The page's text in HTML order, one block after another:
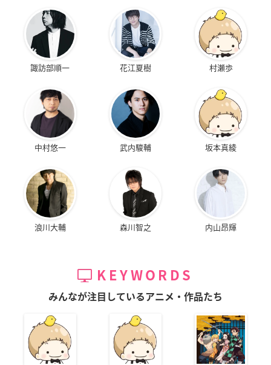
諏訪部順一 花江夏樹 村瀬歩
中村悠一 武内駿輔 坂本真綾
浪川大輔 森川智之 内山昂輝
KEYWORDS
みんなが注目しているアニメ・作品たち